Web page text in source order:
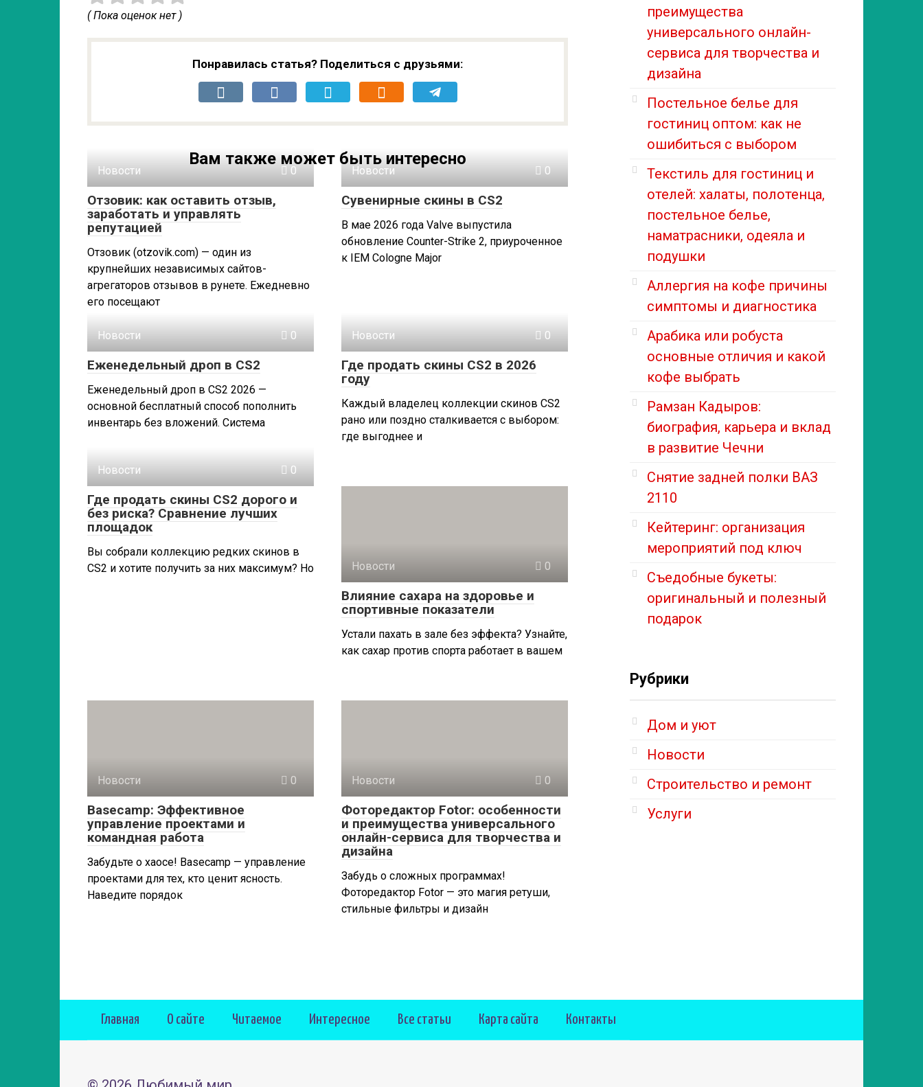
( Пока оценок нет )
Понравилась статья? Поделиться с друзьями:
Вам также может быть интересно
Новости 0
Отзовик: как оставить отзыв,
заработать и управлять
репутацией
Отзовик (otzovik.com) — один из
крупнейших независимых сайтов-
агрегаторов отзывов в рунете. Ежедневно
его посещают
Новости 0
Сувенирные скины в CS2
В мае 2026 года Valve выпустила
обновление Counter-Strike 2, приуроченное
к IEM Cologne Major
Новости 0
Еженедельный дроп в CS2
Еженедельный дроп в CS2 2026 —
основной бесплатный способ пополнить
инвентарь без вложений. Система
Новости 0
Где продать скины CS2 в 2026
году
Каждый владелец коллекции скинов CS2
рано или поздно сталкивается с выбором:
где выгоднее и
Новости 0
Где продать скины CS2 дорого и
без риска? Сравнение лучших
площадок
Вы собрали коллекцию редких скинов в
CS2 и хотите получить за них максимум? Но
Новости 0
Влияние сахара на здоровье и
спортивные показатели
Устали пахать в зале без эффекта? Узнайте,
как сахар против спорта работает в вашем
Новости 0
Basecamp: Эффективное
управление проектами и
командная работа
Забудьте о хаосе! Basecamp — управление
проектами для тех, кто ценит ясность.
Наведите порядок
Новости 0
Фоторедактор Fotor: особенности
и преимущества универсального
онлайн-сервиса для творчества и
дизайна
Забудь о сложных программах!
Фоторедактор Fotor — это магия ретуши,
стильные фильтры и дизайн
преимущества
универсального онлайн-
сервиса для творчества и
дизайна
Постельное белье для
гостиниц оптом: как не
ошибиться с выбором
Текстиль для гостиниц и
отелей: халаты, полотенца,
постельное белье,
наматрасники, одеяла и
подушки
Аллергия на кофе причины
симптомы и диагностика
Арабика или робуста
основные отличия и какой
кофе выбрать
Рамзан Кадыров:
биография, карьера и вклад
в развитие Чечни
Снятие задней полки ВАЗ
2110
Кейтеринг: организация
мероприятий под ключ
Съедобные букеты:
оригинальный и полезный
подарок
Рубрики
Дом и уют
Новости
Строительство и ремонт
Услуги
Главная О сайте Читаемое Интересное Все статьи Карта сайта Контакты